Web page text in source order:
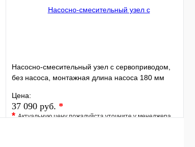
Насосно-смесительный узел с сервоприводом,
без насоса, монтажная длина насоса 180 мм
Цена:
37 090 руб. *
*Актуальную цену пожалуйста уточните у менеджера